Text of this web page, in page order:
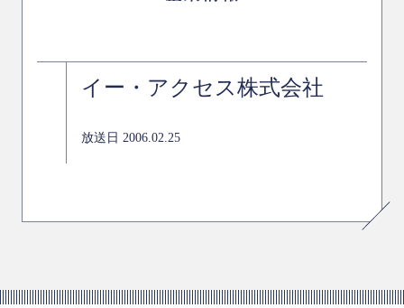
イー・アクセス株式会社
放送日 2006.02.25